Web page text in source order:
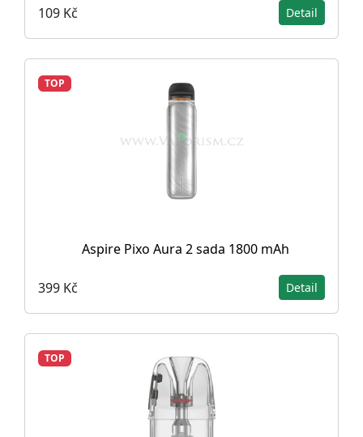
109 Kč Detail
TOP
Aspire Pixo Aura 2 sada 1800 mAh
399 Kč Detail
TOP